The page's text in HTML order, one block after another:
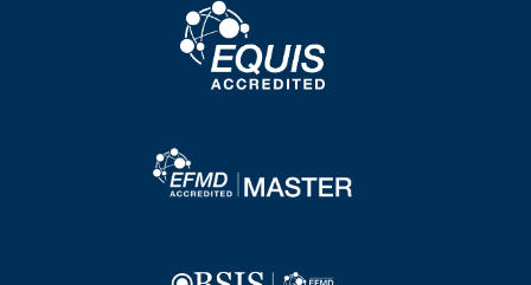
Image
Image
Image